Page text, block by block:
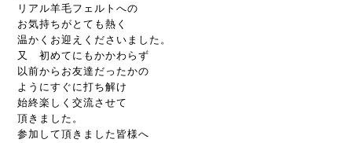
リアル羊毛フェルトへの
お気持ちがとても熱く
温かくお迎えくださいました。
又 初めてにもかかわらず
以前からお友達だったかの
ようにすぐに打ち解け
始終楽しく交流させて
頂きました。
参加して頂きました皆様へ